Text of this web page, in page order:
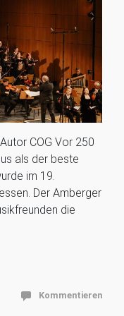
COG Vor 250
als der beste
im 19.
Der Amberger
die
Kommentieren